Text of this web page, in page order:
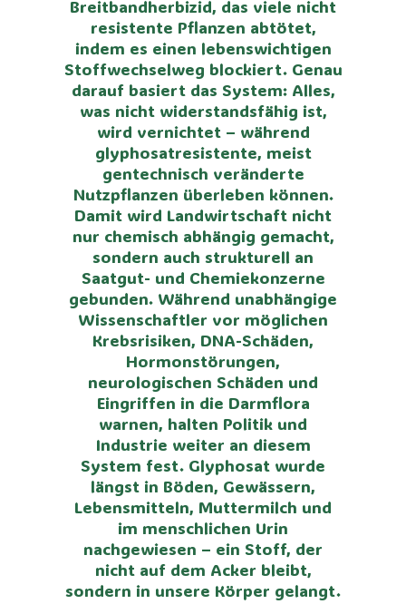
Breitbandherbizid, das viele nicht
resistente Pflanzen abtötet,
indem es einen lebenswichtigen
Stoffwechselweg blockiert. Genau
darauf basiert das System: Alles,
was nicht widerstandsfähig ist,
wird vernichtet – während
glyphosatresistente, meist
gentechnisch veränderte
Nutzpflanzen überleben können.
Damit wird Landwirtschaft nicht
nur chemisch abhängig gemacht,
sondern auch strukturell an
Saatgut- und Chemiekonzerne
gebunden. Während unabhängige
Wissenschaftler vor möglichen
Krebsrisiken, DNA-Schäden,
Hormonstörungen,
neurologischen Schäden und
Eingriffen in die Darmflora
warnen, halten Politik und
Industrie weiter an diesem
System fest. Glyphosat wurde
längst in Böden, Gewässern,
Lebensmitteln, Muttermilch und
im menschlichen Urin
nachgewiesen – ein Stoff, der
nicht auf dem Acker bleibt,
sondern in unsere Körper gelangt.